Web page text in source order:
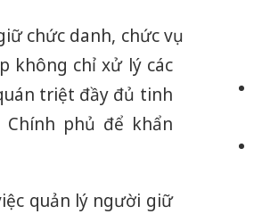
chức danh, chức vụ
không chỉ xử lý các
triệt đầy đủ tinh
phủ để khẩn
quản lý người giữ